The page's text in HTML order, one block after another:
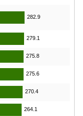
282.9
279.1
275.8
275.6
270.4
264.1